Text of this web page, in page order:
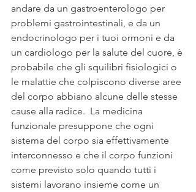
andare da un gastroenterologo per
problemi gastrointestinali, e da un
endocrinologo per i tuoi ormoni e da
un cardiologo per la salute del cuore, è
probabile che gli squilibri fisiologici o
le malattie che colpiscono diverse aree
del corpo abbiano alcune delle stesse
cause alla radice.  La medicina
funzionale presuppone che ogni
sistema del corpo sia effettivamente
interconnesso e che il corpo funzioni
come previsto solo quando tutti i
sistemi lavorano insieme come un